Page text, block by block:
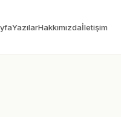
YazılarHakkımızdaİletişim